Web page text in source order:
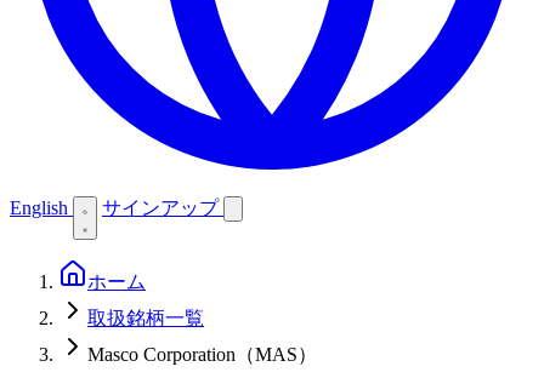
English サインアップ
ホーム
取扱銘柄一覧
Masco Corporation（MAS）